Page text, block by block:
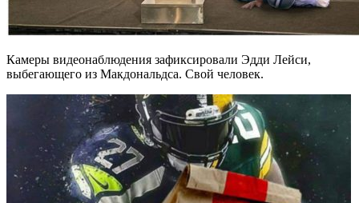
Камеры видеонаблюдения зафиксировали Эдди Лейси,
выбегающего из Макдональдса. Свой человек.